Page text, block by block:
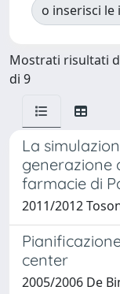
o inserisci le
Mostrati risultati
di 9
La
generazione
farmacie di
2011/2012
center
2005/2006 De